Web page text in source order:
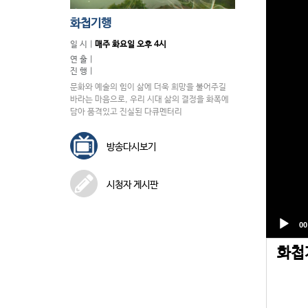
화첩기행
일 시 | 매주 화요일 오후 4시
연 출 |
진 행 |
문화와 예술의 힘이 삶에 더욱 희망을 불어주길
바라는 마음으로, 우리 시대 삶의 결정을 화폭에
담아 품격있고 진실된 다큐멘터리
방송다시보기
시청자 게시판
화